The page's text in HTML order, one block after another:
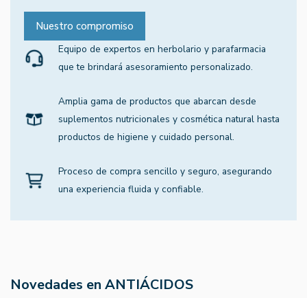
Nuestro compromiso
Equipo de expertos en herbolario y parafarmacia
que te brindará asesoramiento personalizado.
Amplia gama de productos que abarcan desde
suplementos nutricionales y cosmética natural hasta
productos de higiene y cuidado personal.
Proceso de compra sencillo y seguro, asegurando
una experiencia fluida y confiable.
Novedades en ANTIÁCIDOS